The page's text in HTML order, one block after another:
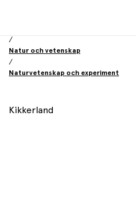
/
Natur och vetenskap
/
Naturvetenskap och experiment
Kikkerland